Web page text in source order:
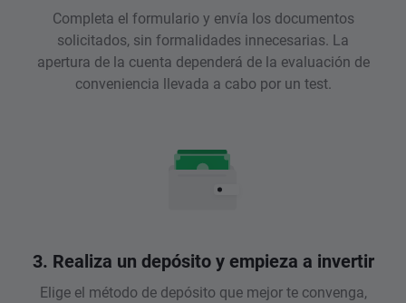
Completa el formulario y envía los documentos
solicitados, sin formalidades innecesarias. La
apertura de la cuenta dependerá de la evaluación de
conveniencia llevada a cabo por un test.
3. Realiza un depósito y empieza a invertir
Elige el método de depósito que mejor te convenga,